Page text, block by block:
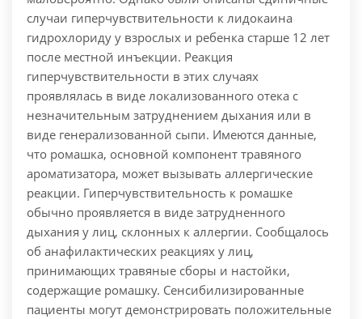
случаи гиперчувствительности к лидокаина
гидрохлориду у взрослых и ребенка старше 12 лет
после местной инъекции. Реакция
гиперчувствительности в этих случаях
проявлялась в виде локализованного отека с
незначительным затруднением дыхания или в
виде генерализованной сыпи. Имеются данные,
что ромашка, основной компонент травяного
ароматизатора, может вызывать аллергические
реакции. Гиперчувствительность к ромашке
обычно проявляется в виде затрудненного
дыхания у лиц, склонных к аллергии. Сообщалось
об анафилактических реакциях у лиц,
принимающих травяные сборы и настойки,
содержащие ромашку. Сенсибилизированные
пациенты могут демонстрировать положительные